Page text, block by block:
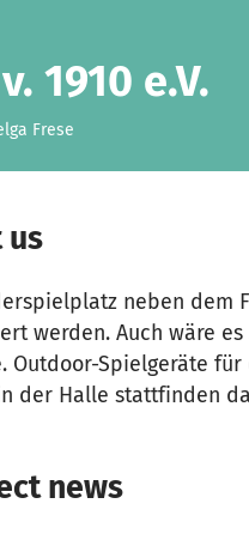
1910 e.V.
Frese
us
neben dem
werden. Auch wäre es
Spielgeräte
der Halle stattfinden
news